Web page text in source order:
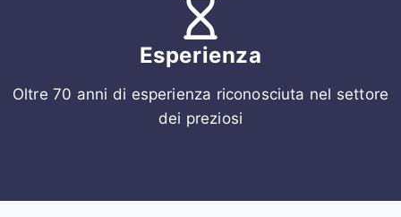
Esperienza
Oltre 70 anni di esperienza riconosciuta nel settore
dei preziosi